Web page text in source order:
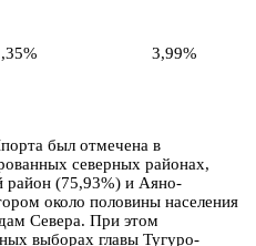
3,99%
был отмечена в
северных районах,
район (75,93%) и Аяно-
около половины населения
Севера. При этом
выборах главы Тугуро-